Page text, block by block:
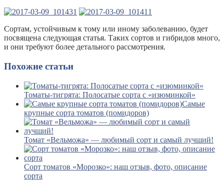
Сортам, устойчивым к тому или иному заболеванию, будет
посвящена следующая статья. Таких сортов и гибридов много,
и они требуют более детального рассмотрения.
Похожие статьи
Томаты-тигрята: Полосатые сорта с «изюминкой»
Самые
крупные сорта томатов (помидоров)
Томат «Вельможа» — любимый сорт и самый лучший!
Сорт томатов «Морозко»: наш отзыв, фото, описание
сорта